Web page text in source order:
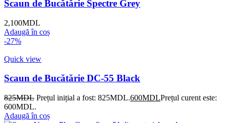
Scaun de Bucătărie Spectre Grey
2,100MDL
Adaugă în coș
-27%
Quick view
Scaun de Bucătărie DC-55 Black
825MDL Prețul inițial a fost: 825MDL.600MDLPrețul curent este:
600MDL.
Adaugă în coș